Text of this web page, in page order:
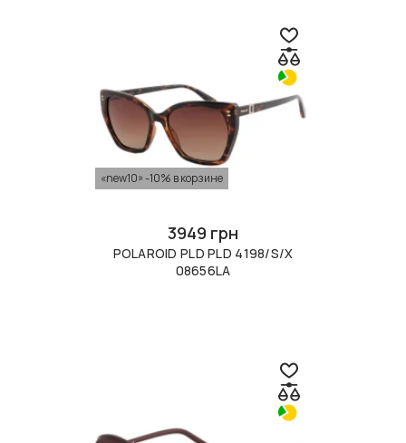
«new10» -10% в корзине
3949 грн
POLAROID PLD PLD 4198/S/X
08656LA